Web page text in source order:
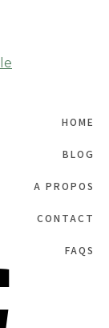
HOME
BLOG
A PROPOS
CONTACT
FAQS